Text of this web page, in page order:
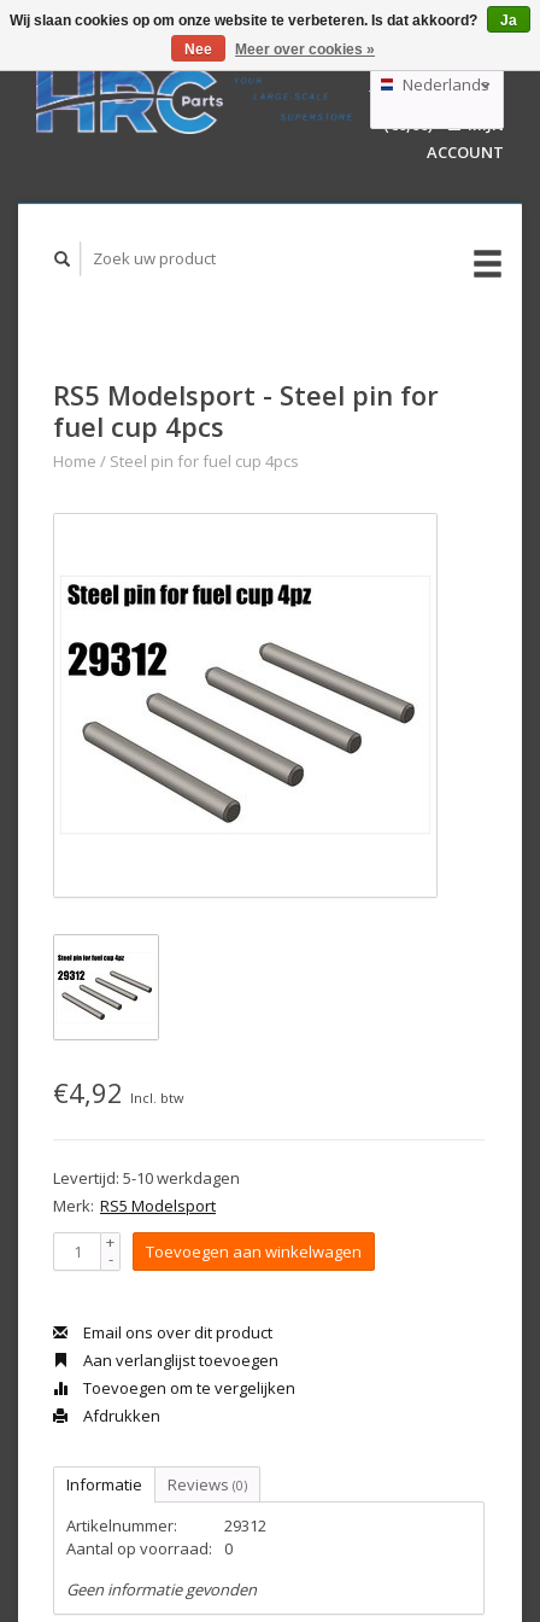
GBP
AUD
Nederlands
Deutsch
English
WINKELWAGEN
(€0,00)
MIJN
ACCOUNT
RS5 Modelsport - Steel pin for
fuel cup 4pcs
Home / Steel pin for fuel cup 4pcs
€4,92 Incl. btw
Levertijd: 5-10 werkdagen
Merk: RS5 Modelsport
+
- Toevoegen aan winkelwagen
Email ons over dit product
Aan verlanglijst toevoegen
Toevoegen om te vergelijken
Afdrukken
Informatie Reviews (0)
Artikelnummer:
29312
Aantal op voorraad:
0
Geen informatie gevonden
Wij slaan cookies op om onze website te verbeteren. Is dat akkoord?
Ja
Nee
Meer over cookies »